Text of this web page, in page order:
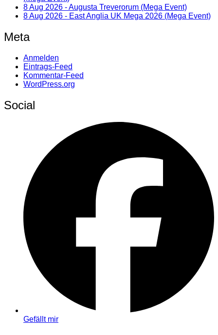
8 Aug 2026 - Augusta Treverorum (Mega Event)
8 Aug 2026 - East Anglia UK Mega 2026 (Mega Event)
Meta
Anmelden
Eintrags-Feed
Kommentar-Feed
WordPress.org
Social
Gefällt mir